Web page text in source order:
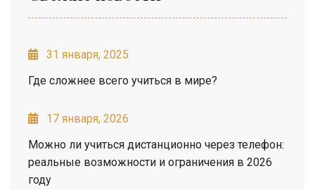
31 января, 2025
Где сложнее всего учиться в мире?
17 января, 2026
Можно ли учиться дистанционно через телефон:
реальные возможности и ограничения в 2026
году